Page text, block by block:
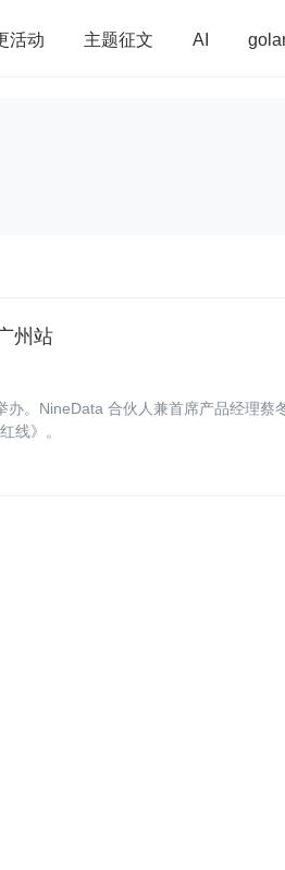
活动 主题征文 AI
州站
。NineData 合伙人兼首席产品经理蔡
线》。